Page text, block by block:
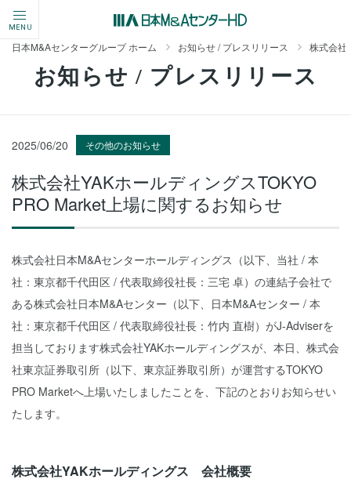
MENU
日本M&Aセンターグループ ホーム お知らせ / プレスリリース 株式会社
お知らせ / プレスリリース
2025/06/20 その他のお知らせ
株式会社YAKホールディングスTOKYO
PRO Market上場に関するお知らせ
株式会社日本M&Aセンターホールディングス（以下、当社 / 本
社：東京都千代田区 / 代表取締役社長：三宅 卓）の連結子会社で
ある株式会社日本M&Aセンター（以下、日本M&Aセンター / 本
社：東京都千代田区 / 代表取締役社長：竹内 直樹）がJ-Adviserを
担当しております株式会社YAKホールディングスが、本日、株式会
社東京証券取引所（以下、東京証券取引所）が運営するTOKYO
PRO Marketへ上場いたしましたことを、下記のとおりお知らせい
たします。
株式会社YAKホールディングス 会社概要